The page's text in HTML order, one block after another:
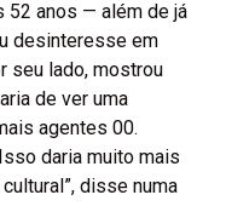
52 anos — além de já
desinteresse em
seu lado, mostrou
de ver uma
agentes 00.
daria muito mais
disse numa